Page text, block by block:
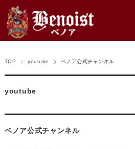
TOP youtube ベノア公式チャンネル
youtube
ベノア公式チャンネル